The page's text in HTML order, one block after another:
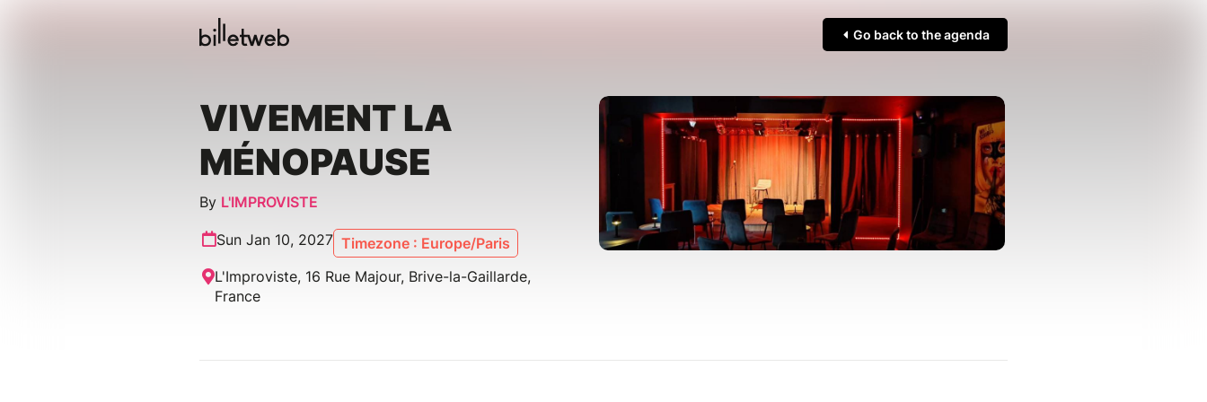
Go back to the agenda
VIVEMENT LA
MÉNOPAUSE
By L'IMPROVISTE
Sun Jan 10, 2027 Timezone : Europe/Paris
L'Improviste, 16 Rue Majour, Brive-la-Gaillarde,
France